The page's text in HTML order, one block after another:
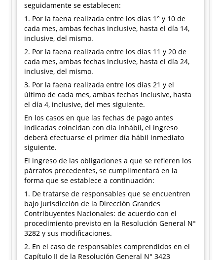
seguidamente se establecen:
1. Por la faena realizada entre los días 1° y 10 de
cada mes, ambas fechas inclusive, hasta el día 14,
inclusive, del mismo.
2. Por la faena realizada entre los días 11 y 20 de
cada mes, ambas fechas inclusive, hasta el día 24,
inclusive, del mismo.
3. Por la faena realizada entre los días 21 y el
último de cada mes, ambas fechas inclusive, hasta
el día 4, inclusive, del mes siguiente.
En los casos en que las fechas de pago antes
indicadas coincidan con día inhábil, el ingreso
deberá efectuarse el primer día hábil inmediato
siguiente.
El ingreso de las obligaciones a que se refieren los
párrafos precedentes, se cumplimentará en la
forma que se establece a continuación:
1. De tratarse de responsables que se encuentren
bajo jurisdicción de la Dirección Grandes
Contribuyentes Nacionales: de acuerdo con el
procedimiento previsto en la Resolución General N°
3282 y sus modificaciones.
2. En el caso de responsables comprendidos en el
Capítulo II de la Resolución General N° 3423